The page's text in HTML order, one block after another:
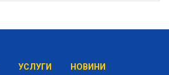
УСЛУГИ
НОВИНИ